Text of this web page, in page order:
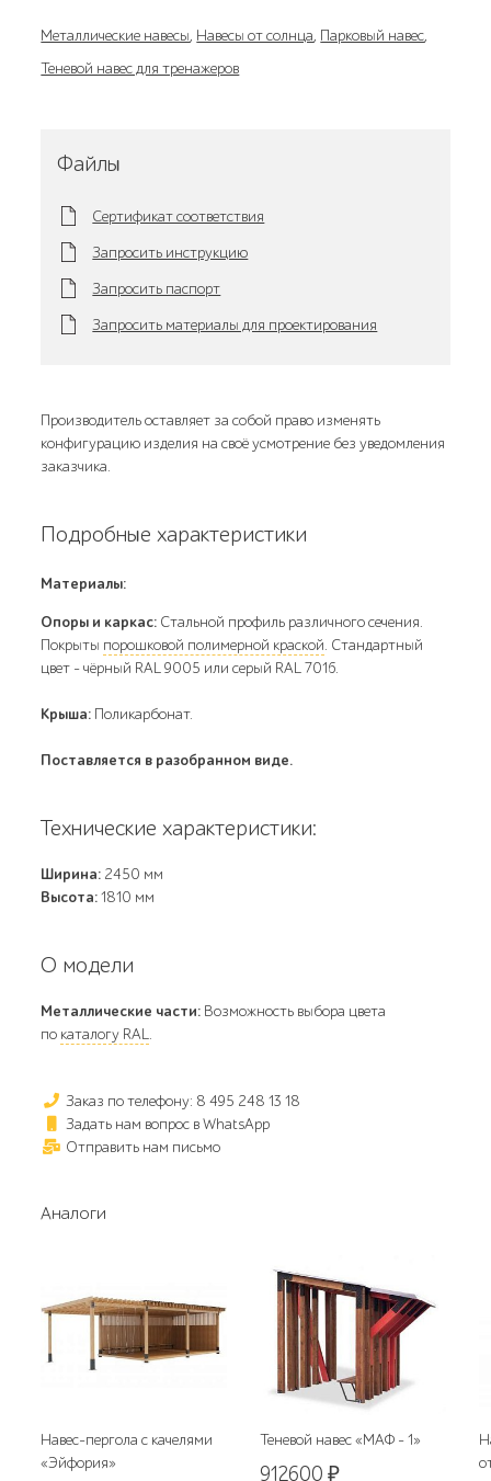
Металлические навесы, Навесы от солнца, Парковый навес,
Теневой навес для тренажеров
Файлы
Сертификат соответствия
Запросить инструкцию
Запросить паспорт
Запросить материалы для проектирования
Производитель оставляет за собой право изменять
конфигурацию изделия на своё усмотрение без уведомления
заказчика.
Подробные характеристики
Материалы:
Опоры и каркас: Стальной профиль различного сечения.
Покрыты порошковой полимерной краской. Стандартный
цвет – чёрный RAL 9005 или серый RAL 7016.
Крыша: Поликарбонат.
Поставляется в разобранном виде.
Технические характеристики:
Ширина: 2450 мм
Высота:1810 мм
О модели
Металлические части: Возможность выбора цвета
по каталогу RAL.
Заказ по телефону: 8 495 248 13 18
Задать нам вопрос в WhatsApp
Отправить нам письмо
Аналоги
Навес-пергола с качелями
«Эйфория»
Теневой навес «МАФ - 1»
912600₽